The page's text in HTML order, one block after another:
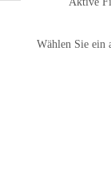
Wählen Sie ein